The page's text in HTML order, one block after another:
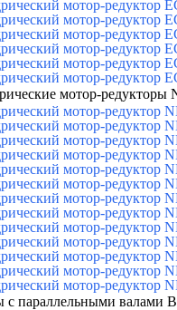
мотор-редуктор
мотор-редуктор
мотор-редуктор
мотор-редуктор
мотор-редуктор
мотор-редуктор
мотор-редукторы
мотор-редуктор
мотор-редуктор
мотор-редуктор
мотор-редуктор
мотор-редуктор
мотор-редуктор
мотор-редуктор
мотор-редуктор
мотор-редуктор
мотор-редуктор
мотор-редуктор
мотор-редуктор
мотор-редуктор
с параллельными валами